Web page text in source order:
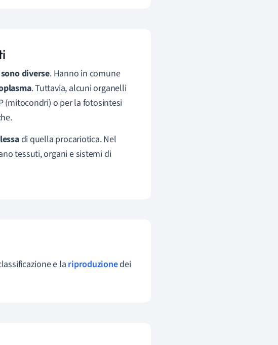
diverse. Hanno in comune
. Tuttavia, alcuni organelli
(mitocondri) o per la fotosintesi
di quella procariotica. Nel
tessuti, organi e sistemi di
e la riproduzionedei